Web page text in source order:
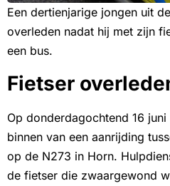
Een dertienjarige jongen uit
overleden nadat hij met zijn
een bus.
Fietser
Op donderdagochtend 16
binnen van een aanrijding
op de N273 in Horn.
de fietser die zwaargewond